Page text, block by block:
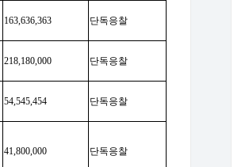
163,636,363 단독응찰
218,180,000 단독응찰
54,545,454 단독응찰
41,800,000 단독응찰